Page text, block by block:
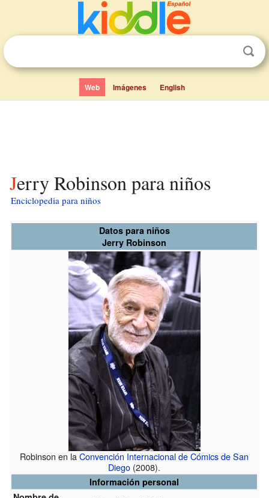
Web Imágenes English
Jerry Robinson para niños
Enciclopedia para niños
Datos para niños
Jerry Robinson
Robinson en laConvención Internacional de Cómics de San
Diego (2008).
Información personal